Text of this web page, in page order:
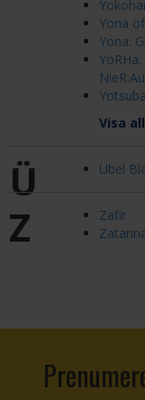
Yona
Yona:
Yotsuba
Visa
Ü Übel
Z
Zafir